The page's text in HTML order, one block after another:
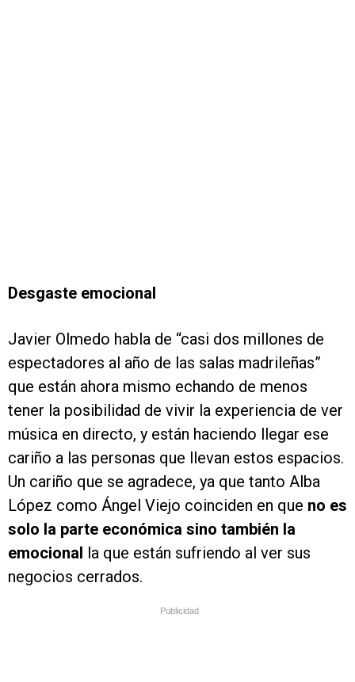
Desgaste emocional
Javier Olmedo habla de “casi dos millones de
espectadores al año de las salas madrileñas”
que están ahora mismo echando de menos
tener la posibilidad de vivir la experiencia de ver
música en directo, y están haciendo llegar ese
cariño a las personas que llevan estos espacios.
Un cariño que se agradece, ya que tanto Alba
López como Ángel Viejo coinciden en que no es
solo la parte económica sino también la
emocional la que están sufriendo al ver sus
negocios cerrados.
Publicidad